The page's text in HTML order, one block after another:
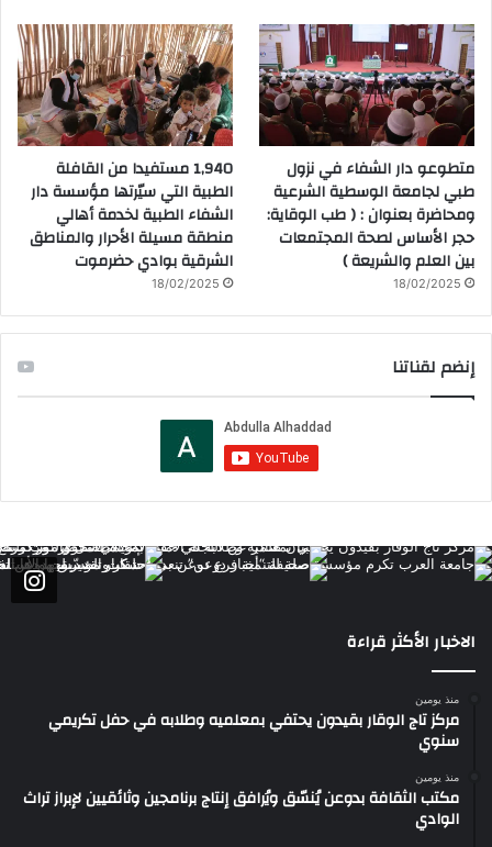
متطوعو دار الشفاء في نزول
طبي لجامعة الوسطية الشرعية
ومحاضرة بعنوان : ( طب الوقاية:
حجر الأساس لصحة المجتمعات
بين العلم والشريعة )
18/02/2025
1,940 مستفيدا من القافلة
الطبية التي سيّرتها مؤسسة دار
الشفاء الطبية لخدمة أهالي
منطقة مسيلة الأحرار والمناطق
الشرقية بوادي حضرموت
18/02/2025
إنضم لقناتنا
الاخبار الأكثر قراءة
منذ يومين
مركز تاج الوقار بقيدون يحتفي بمعلميه وطلابه في حفل تكريمي
سنوي
منذ يومين
مكتب الثقافة بدوعن يُنسّق ويُرافق إنتاج برنامجين وثائقيين لإبراز تراث
الوادي